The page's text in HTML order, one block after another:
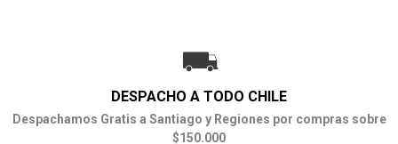
DESPACHO A TODO CHILE
Despachamos Gratis a Santiago y Regiones por compras sobre
$150.000